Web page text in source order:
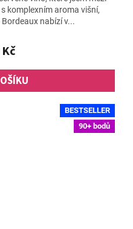
komplexním aroma višní,
nabízí v...
BESTSELLER
90+ bodů